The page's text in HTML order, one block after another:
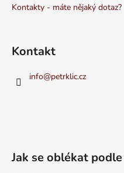
Kontakty - máte nějaký dotaz?
Kontakt
info@petrklic.cz
Jak se oblékat